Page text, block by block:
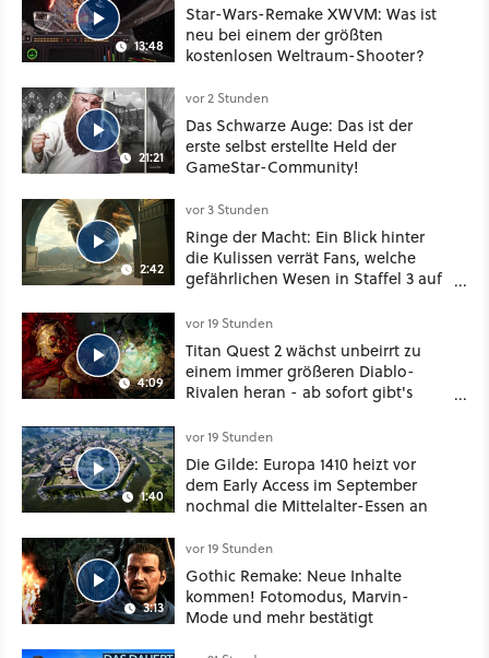
13:48
Star-Wars-Remake XWVM: Was ist
neu bei einem der größten
kostenlosen Weltraum-Shooter?
21:21
vor 2 Stunden
Das Schwarze Auge: Das ist der
erste selbst erstellte Held der
GameStar-Community!
2:42
vor 3 Stunden
Ringe der Macht: Ein Blick hinter
die Kulissen verrät Fans, welche
gefährlichen Wesen in Staffel 3 auf
4:09
vor 19 Stunden
Titan Quest 2 wächst unbeirrt zu
einem immer größeren Diablo-
Rivalen heran - ab sofort gibt's
Klasse
1:40
vor 19 Stunden
Die Gilde: Europa 1410 heizt vor
dem Early Access im September
nochmal die Mittelalter-Essen an
3:13
vor 19 Stunden
Gothic Remake: Neue Inhalte
kommen! Fotomodus, Marvin-
Mode und mehr bestätigt